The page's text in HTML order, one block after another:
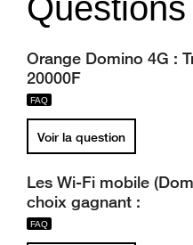
Orange Domino 4G :
20000F
Voir la question
Les Wi-Fi mobile
choix gagnant :